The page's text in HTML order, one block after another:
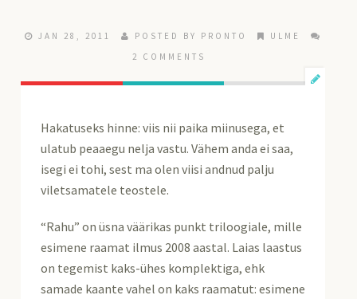
JAN 28, 2011 POSTED BY PRONTO
ULME
2 COMMENTS
Hakatuseks hinne: viis nii paika miinusega, et
ulatub peaaegu nelja vastu. Vähem anda ei saa,
isegi ei tohi, sest ma olen viisi andnud palju
viletsamatele teostele.
“Rahu” on üsna väärikas punkt triloogiale, mille
esimene raamat ilmus 2008 aastal. Laias laastus
on tegemist kaks-ühes komplektiga, ehk
samade kaante vahel on kaks raamatut: esimene